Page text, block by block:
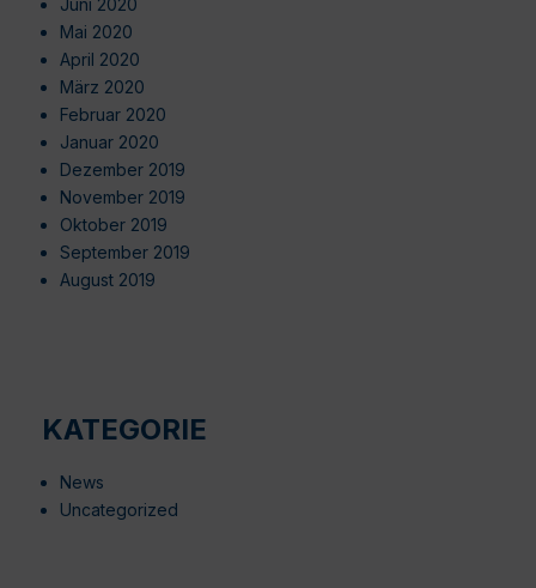
Mai 2020
April 2020
März 2020
Februar 2020
Januar 2020
Dezember 2019
November 2019
Oktober 2019
September 2019
August 2019
KATEGORIE
News
Uncategorized